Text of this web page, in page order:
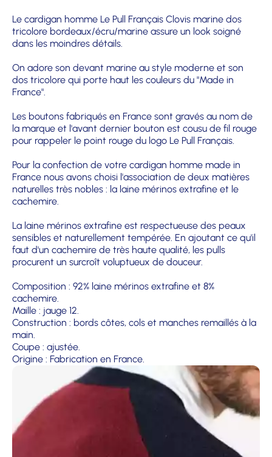
Le cardigan homme Le Pull Français Clovis marine dos
tricolore bordeaux/écru/marine assure un look soigné
dans les moindres détails.
On adore son devant marine au style moderne et son
dos tricolore qui porte haut les couleurs du "Made in
France".
Les boutons fabriqués en France sont gravés au nom de
la marque et l'avant dernier bouton est cousu de fil rouge
pour rappeler le point rouge du logo Le Pull Français.
Pour la confection de votre cardigan homme made in
France nous avons choisi l'association de deux matières
naturelles très nobles : la laine mérinos extrafine et le
cachemire.
La laine mérinos extrafine est respectueuse des peaux
sensibles et naturellement tempérée. En ajoutant ce qu'il
faut d'un cachemire de très haute qualité, les pulls
procurent un surcroît voluptueux de douceur.
Composition : 92% laine mérinos extrafine et 8%
cachemire.
Maille : jauge 12.
Construction : bords côtes, cols et manches remaillés à la
main.
Coupe : ajustée.
Origine : Fabrication en France.